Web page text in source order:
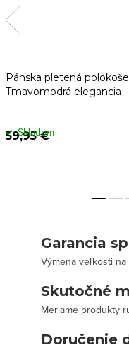
Pánska pletená
Tmavomodrá elegancia
59,95 €
Skladom
Garancia
Výmena veľkosti na
Skutočné
Meriame produkty
Doručenie